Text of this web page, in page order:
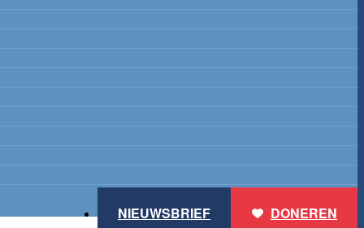
DONEREN
NIEUWSBRIEF